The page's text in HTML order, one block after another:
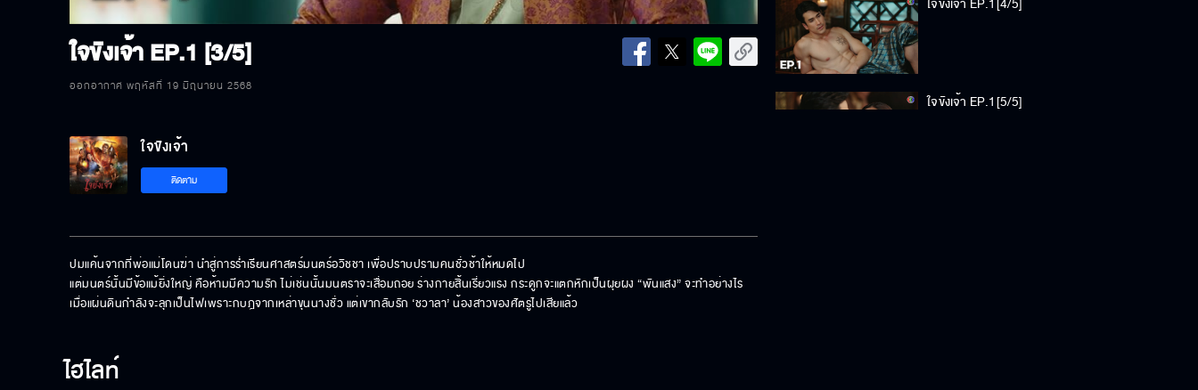
ใจขังเจ้าEP.1 [3/5]
ออกอากาศ พฤหัสที่ 19 มิถุนายน 2568
ใจขังเจ้า EP.1[5/5]
ใจขังเจ้า
ติดตาม
ปมแค้นจากที่พ่อแม่โดนฆ่า นำสู่การร่ำเรียนศาสตร์มนตร์อวิชชา เพื่อปราบปรามคนชั่วช้าให้หมดไป
แต่มนตร์นั้นมีข้อแม้ยิ่งใหญ่ คือห้ามมีความรัก ไม่เช่นนั้นมนตราจะเสื่อมถอย ร่างกายสิ้นเรี่ยวแรง กระดูกจะแตกหักเป็นผุยผง “พันแสง” จะทำอย่างไร
เมื่อแผ่นดินกำลังจะลุกเป็นไฟเพราะกบฎจากเหล่าขุนนางชั่ว แต่เขากลับรัก ‘ชวาลา’ น้องสาวของศัตรูไปเสียแล้ว
ไฮไลท์